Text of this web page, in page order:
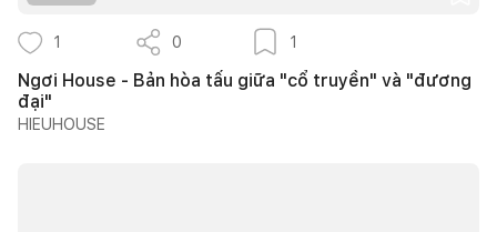
1 0 1
Ngơi House - Bản hòa tấu giữa "cổ truyền" và "đương
đại"
HIEUHOUSE